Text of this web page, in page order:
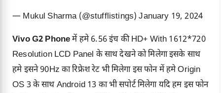
— Mukul Sharma (@stufflistings)January 19, 2024
Vivo G2 Phoneमें हमे 6.56 इंच की HD+ With 1612*720
Resolution LCD Panel के साथ देखने को मिलेगा इसके साथ
हमे इसने 90Hz का रिफ्रेश रेट भी मिलेगा इस फोन में हमे Origin
OS 3 के साथ Android 13 का भी सपोर्ट मिलेगा यदि हम इस फोन